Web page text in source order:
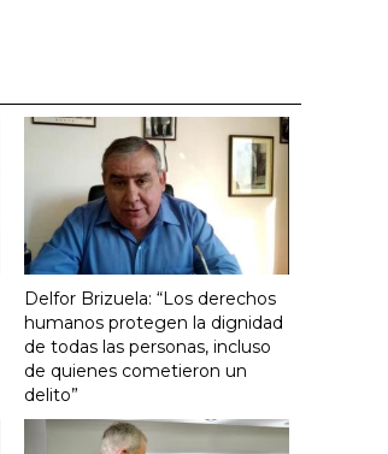
Delfor Brizuela: “Los derechos
humanos protegen la dignidad
de todas las personas, incluso
de quienes cometieron un
delito”